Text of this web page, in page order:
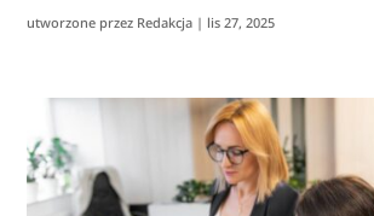
utworzone przez Redakcja | lis 27, 2025